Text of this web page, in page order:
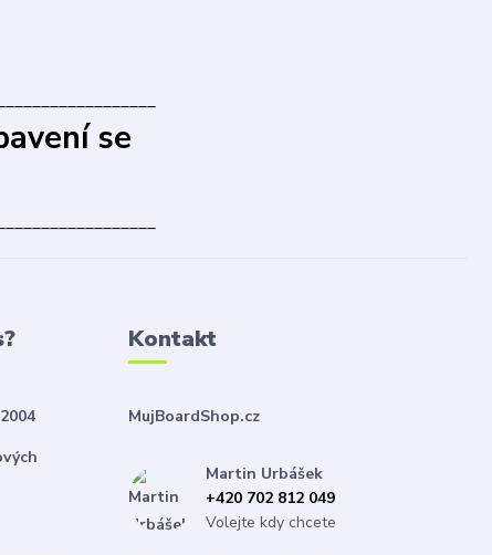
se
Kontakt
MujBoardShop.cz
Martin Urbášek
+420 702 812 049
Volejte kdy chcete